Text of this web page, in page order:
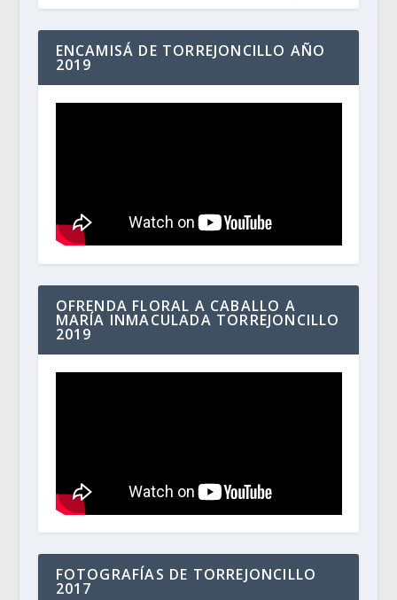
ENCAMISÁ DE TORREJONCILLO AÑO
2019
OFRENDA FLORAL A CABALLO A
MARÍA INMACULADA TORREJONCILLO
2019
FOTOGRAFÍAS DE TORREJONCILLO
2017